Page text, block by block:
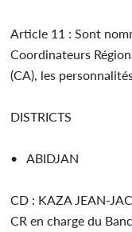
Article 11 : Sont
Coordinateurs
(CA), les
DISTRICTS
• ABIDJAN
CD : KAZA JEAN-
CR en charge du